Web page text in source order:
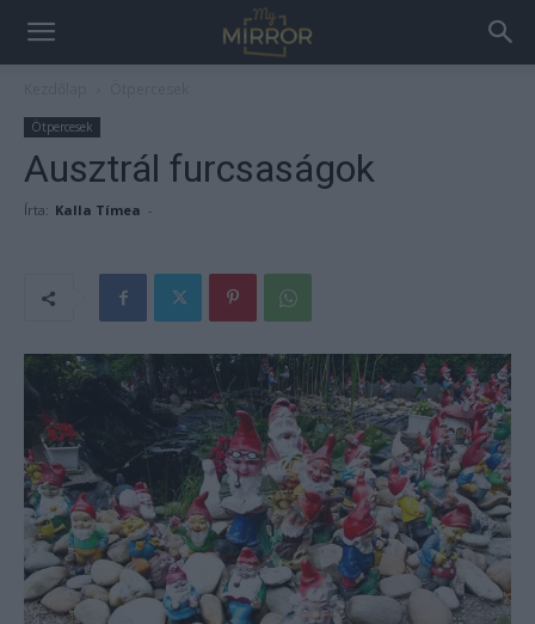
Ötpercesek
Ausztrál furcsaságok
Írta: Kalla Tímea -